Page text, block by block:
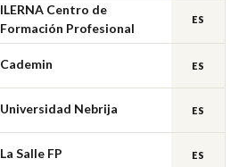
ILERNA Centro de
Formación Profesional
ES
Cademin ES
Universidad Nebrija ES
La Salle FP ES